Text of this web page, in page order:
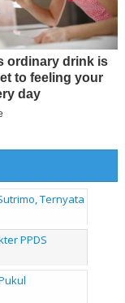
Ternyata
PPDS